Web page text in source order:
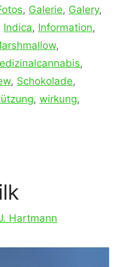
, Galerie, Galery,
Indica, Information,
,
,
, Schokolade,
, wirkung,
Hartmann